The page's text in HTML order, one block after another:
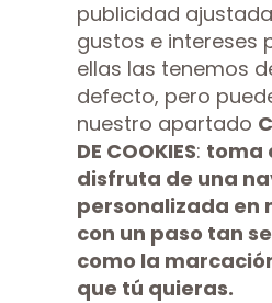
publicidad
gustos e intereses
ellas las tenemos
defecto, pero
nuestro apartado
DE COOKIES: toma
disfruta de una
personalizada en
con un paso tan
como la
que tú quieras.